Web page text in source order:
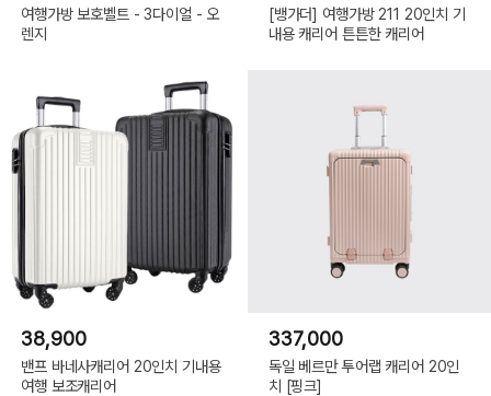
여행가방 보호벨트 - 3다이얼 - 오
렌지
[뱅가더] 여행가방 211 20인치 기
내용 캐리어 튼튼한 캐리어
38,900
밴프 바네사캐리어 20인치 기내용
여행 보조캐리어
337,000
독일 베르만 투어랩 캐리어 20인
치 [핑크]